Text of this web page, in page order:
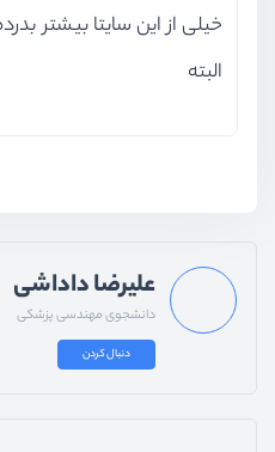
خیلی از این سایتا بیشتر
البته
علیرضا داداشی
دانشجوی مهندسی پزشکی
دنبال کردن